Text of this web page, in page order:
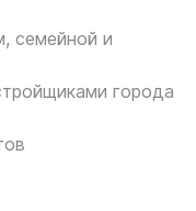
семейной и
города